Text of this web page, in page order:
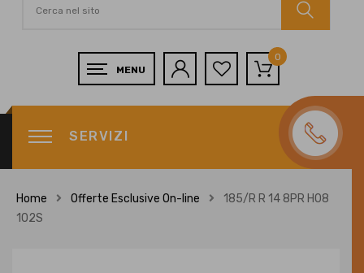
0
SERVIZI
Home Offerte Esclusive On-line
185/R R 14 8PR H08
102S